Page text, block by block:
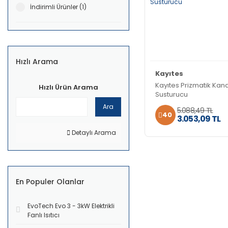
İndirimli Ürünler (1)
Hızlı Arama
Hızlı Ürün Arama
Ara
Detaylı Arama
En Populer Olanlar
EvoTech Evo 3 - 3kW Elektrikli
Fanlı Isıtıcı
Kayıtes
Kayıtes Prizmatik
Susturucu
40 5.088,49 TL
3.053,09 TL